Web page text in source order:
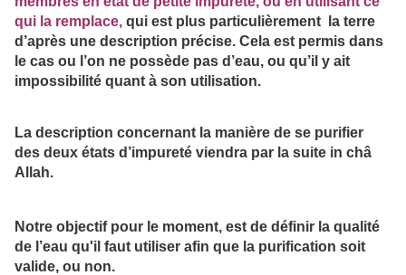
qui la remplace, qui est plus particulièrement la terre
d’après une description précise. Cela est permis dans
le cas ou l’on ne possède pas d’eau, ou qu’il y ait
impossibilité quant à son utilisation.
La description concernant la manière de se purifier
des deux états d’impureté viendra par la suite in châ
Allah.
Notre objectif pour le moment, est de définir la qualité
de l’eau qu'il faut utiliser afin que la purification soit
valide, ou non.